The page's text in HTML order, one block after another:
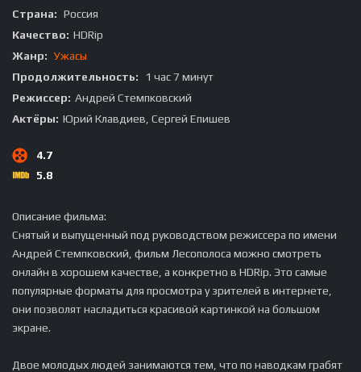
Страна: Россия
Качество: HDRip
Жанр: Ужасы
Продолжительность:
1 час 7 минут
Режиссер: Андрей Стемпковский
Актёры: Юрий Клавдиев, Сергей Епишев
4.7
5.8
Описание фильма:
Снятый и выпущенный под руководством режиссера по имени
Андрей Стемпковский, фильм Лесополоса можно смотреть
онлайн в хорошем качестве, а конкретно в HDRip. Это самые
популярные форматы для просмотра у зрителей в интернете,
они позволят насладиться красивой картинкой на большом
экране.
Двое молодых людей занимаются тем, что по наводкам грабят